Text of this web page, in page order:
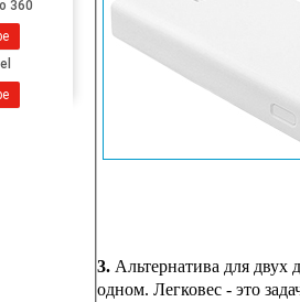
3. Альтернатива для двух
одном. Легковес - это